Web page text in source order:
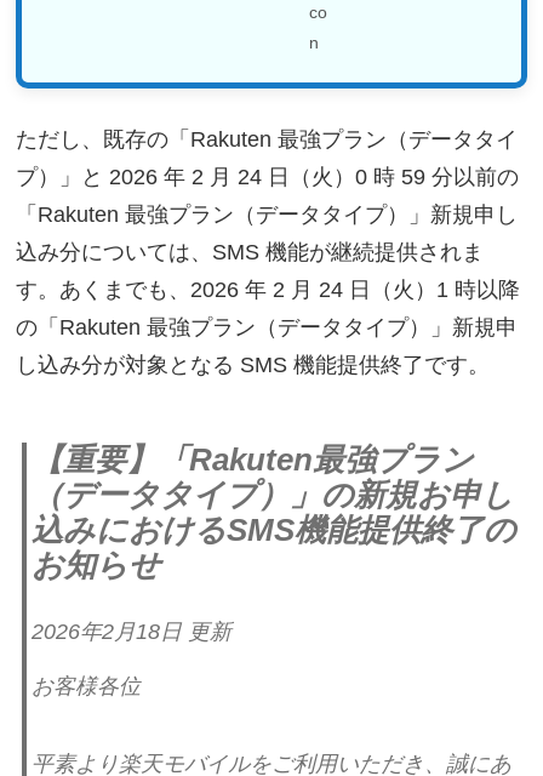
ただし、既存の「Rakuten 最強プラン（データタイ
プ）」と 2026 年 2 月 24 日（火）0 時 59 分以前の
「Rakuten 最強プラン（データタイプ）」新規申し
込み分については、SMS 機能が継続提供されま
す。あくまでも、2026 年 2 月 24 日（火）1 時以降
の「Rakuten 最強プラン（データタイプ）」新規申
し込み分が対象となる SMS 機能提供終了です。
【重要】「Rakuten最強プラン
（データタイプ）」の新規お申し
込みにおけるSMS機能提供終了の
お知らせ
2026年2月18日 更新
お客様各位
平素より楽天モバイルをご利用いただき、誠にあ